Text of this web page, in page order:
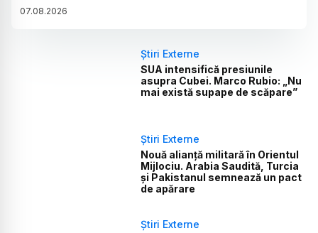
07.08.2026
Știri Externe
SUA intensifică presiunile
asupra Cubei. Marco Rubio: „Nu
mai există supape de scăpare”
Știri Externe
Nouă alianță militară în Orientul
Mijlociu. Arabia Saudită, Turcia
și Pakistanul semnează un pact
de apărare
Știri Externe